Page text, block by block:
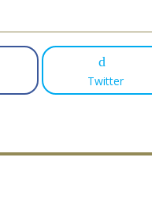
Twitter